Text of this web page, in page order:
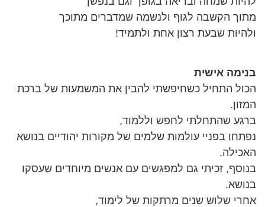
מתוך הקשבה לגוף ולנשמה שמדברים מתוכך
ולהיות שבעת רצון אחת ולתמיד!
בנימה אישית
הכול התחיל כשחיפשתי להבין את המשמעות של ברכת
המזון.
ברגע שהתחלתי לחפש וללמוד,
נפתחו בפניי עולמות שלמים של מקורות יהודיים בנושא
האכילה.
בנוסף, זכיתי גם למפגשים עם אנשים מיוחדים שעסקו
בנושא.
אחרי שלוש שנים מרתקות של לימוד,